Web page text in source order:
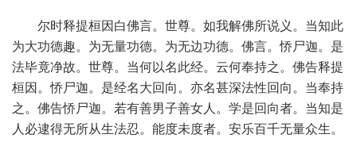
尔时释提桓因白佛言。世尊。如我解佛所说义。当知此
为大功德趣。为无量功德。为无边功德。佛言。㤭尸迦。是
法毕竟净故。世尊。当何以名此经。云何奉持之。佛告释提
桓因。㤭尸迦。是经名大回向。亦名甚深法性回向。当奉持
之。佛告㤭尸迦。若有善男子善女人。学是回向者。当知是
人必逮得无所从生法忍。能度未度者。安乐百千无量众生。